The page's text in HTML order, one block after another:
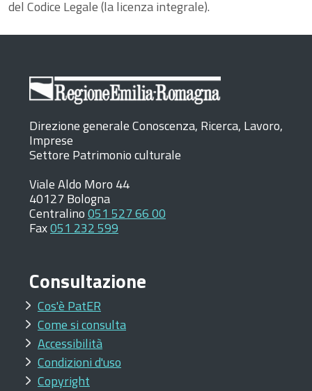
del Codice Legale (la licenza integrale).
Direzione generale Conoscenza, Ricerca, Lavoro,
Imprese
Settore Patrimonio culturale
Viale Aldo Moro 44
40127 Bologna
Centralino051 527 66 00
Fax051 232 599
Consultazione
Cos'è PatER
Come si consulta
Accessibilità
Condizioni d'uso
Copyright